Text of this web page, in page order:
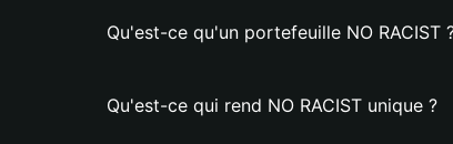
Qu'est-ce qu'un portefeuille NO RACIST
Qu'est-ce qui rend NO RACIST unique ?